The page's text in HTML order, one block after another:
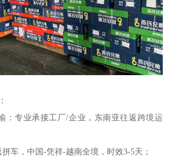
：专业承接工厂/企业，东南亚往返跨境运
车，中国-凭祥-越南全境，时效3-5天；